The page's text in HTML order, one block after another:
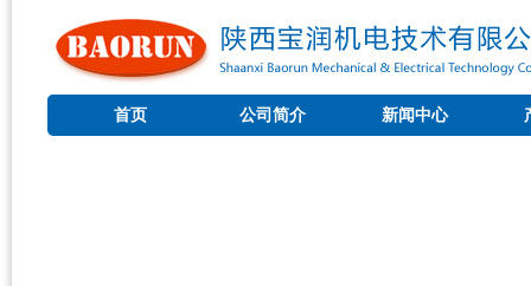
首页 公司简介 新闻中心